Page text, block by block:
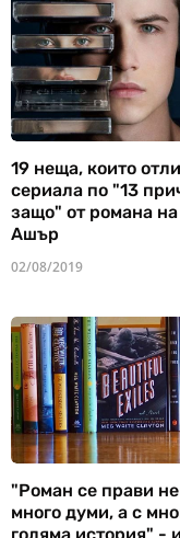
19 неща, които
сериала по "13
защо" от романа
Ашър
02/08/2019
"Роман се прави
много думи, а с